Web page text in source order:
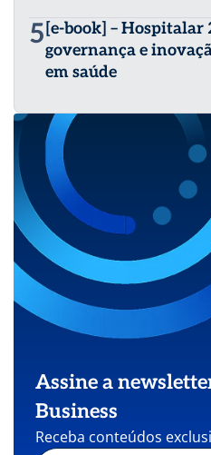
5 [e-book] – Hospitalar
governança e
em saúde
Assine a
Business
Receba conteúdos